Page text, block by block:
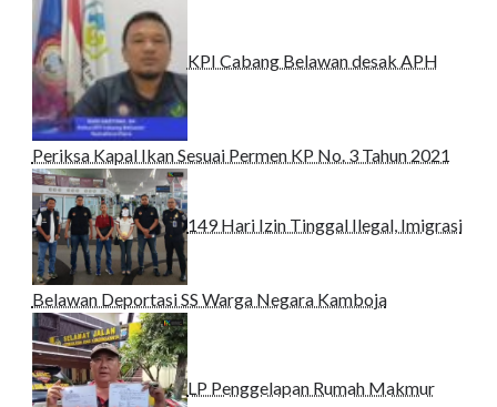
KPI Cabang Belawan desak APH
Periksa Kapal Ikan Sesuai Permen KP No. 3 Tahun 2021
149 Hari Izin Tinggal Ilegal, Imigrasi
Belawan Deportasi SS Warga Negara Kamboja
LP Penggelapan Rumah Makmur